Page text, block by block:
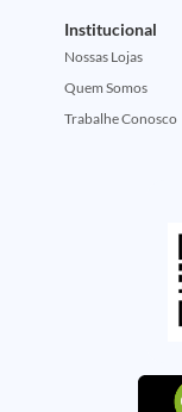
Institucional
Nossas Lojas
Quem Somos
Trabalhe Conosco